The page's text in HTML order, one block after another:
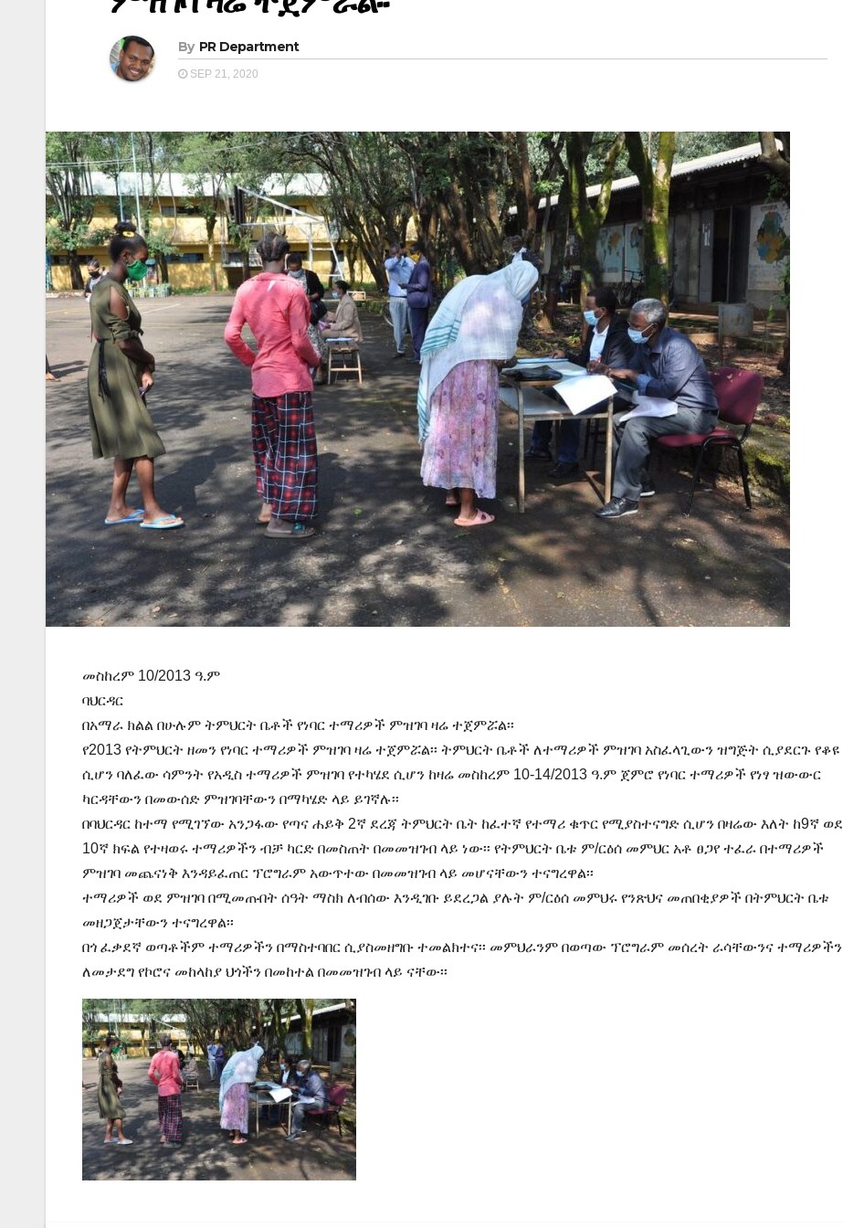
By PR Department
SEP 21, 2020
መስከረም 10/2013 ዓ.ም
ባህርዳር
በአማራ ክልል በሁሉም ትምህርት ቤቶች የነባር ተማሪዎች ምዝገባ ዛሬ ተጀምሯል፡፡
የ2013 የትምህርት ዘመን የነባር ተማሪዎች ምዝገባ ዛሬ ተጀምሯል፡፡ ትምህርት ቤቶች ለተማሪዎች ምዝገባ አስፈላጊውን ዝግጅት ሲያደርጉ የቆዩ
ሲሆን ባለፈው ሳምንት የአዲስ ተማሪዎች ምዝገባ የተካሄደ ሲሆን ከዛሬ መስከረም 10-14/2013 ዓ.ም ጀምሮ የነባር ተማሪዎች የነፃ ዝውውር
ካርዳቸውን በመውሰድ ምዝገባቸውን በማካሄድ ላይ ይገኛሉ፡፡
በባህርዳር ከተማ የሚገኘው አንጋፋው የጣና ሐይቅ 2ኛ ደረጃ ትምህርት ቤት ከፈተኛ የተማሪ ቁጥር የሚያስተናግድ ሲሆን በዛሬው እለት ከ9ኛ ወደ
10ኛ ክፍል የተዛወሩ ተማሪዎችን ብቻ ካርድ በመስጠት በመመዝገብ ላይ ነው፡፡ የትምህርት ቤቱ ም/ርዕሰ መምህር አቶ ፀጋየ ተፈራ በተማሪዎች
ምዝገባ መጨናነቅ እንዳይፈጠር ፕሮግራም አውጥተው በመመዝገብ ላይ መሆናቸውን ተናግረዋል፡፡
ተማሪዎች ወደ ምዝገባ በሚመጡበት ሰዓት ማስክ ለብሰው እንዲገቡ ይደረጋል ያሉት ም/ርዕሰ መምህሩ የንጽህና መጠበቂያዎች በትምህርት ቤቱ
መዘጋጀታቸውን ተናግረዋል፡፡
በጎ ፈቃደኛ ወጣቶችም ተማሪዎችን በማስተባበር ሲያስመዘግቡ ተመልክተና፡፡ መምህራንም በወጣው ፕሮግራም መሰረት ራሳቸውንና ተማሪዎችን
ለመታደግ የኮሮና መከላከያ ህጎችን በመከተል በመመዝገብ ላይ ናቸው፡፡